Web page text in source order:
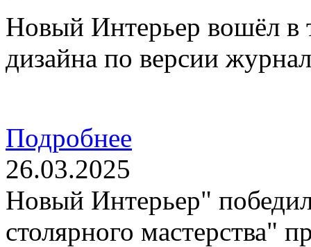
Новый Интерьер вошёл в
дизайна по версии
Подробнее
26.03.2025
Новый Интерьер"
столярного мастерства"